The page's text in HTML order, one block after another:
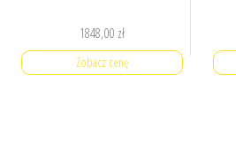
1848,00 zł
Zobacz cenę